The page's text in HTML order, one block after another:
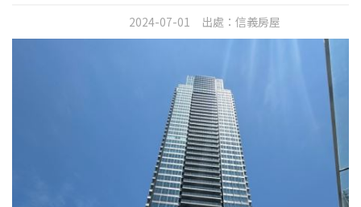
2024-07-01 出處： 信義房屋